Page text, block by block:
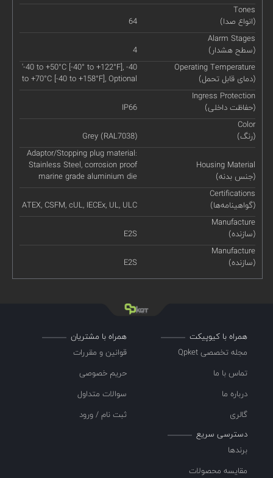
Tones
(انواع صدا)
64
Alarm Stages
(سطح هشدار)
4
Operating Temperature
(دمای قابل تحمل)
'-40 to +50°C [-40° to +122°F], -40
to +70°C [-40 to +158°F], Optional
Ingress Protection
(حفاظت داخلی)
IP66
Color
(رنگ)
Grey (RAL7038)
Housing Material
(جنس بدنه)
Adaptor/Stopping plug material:
Stainless Steel, corrosion proof
marine grade aluminium die
Certifications
(گواهینامه‌ها)
ATEX, CSFM, cUL, IECEx, UL, ULC
Manufacture
(سازنده)
E2S
Manufacture
(سازنده)
E2S
همراه با کیوپیکت
مجله تخصصی Qpket
تماس با ما
درباره ما
گالری
همراه با مشتریان
قوانین و مقررات
حریم خصوصی
سوالات متداول
ثبت نام / ورود
دسترسی سریع
برندها
مقایسه محصولات